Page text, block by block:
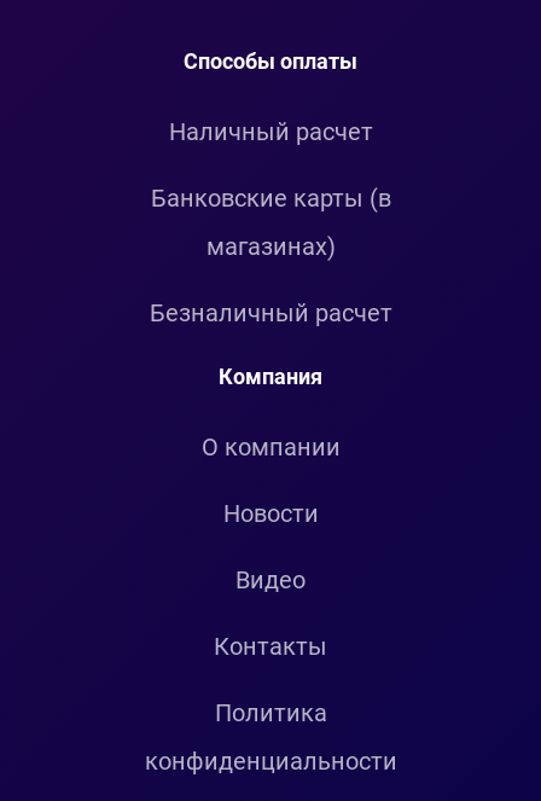
Способы оплаты
Наличный расчет
Банковские карты (в
магазинах)
Безналичный расчет
Компания
О компании
Новости
Видео
Контакты
Политика
конфиденциальности